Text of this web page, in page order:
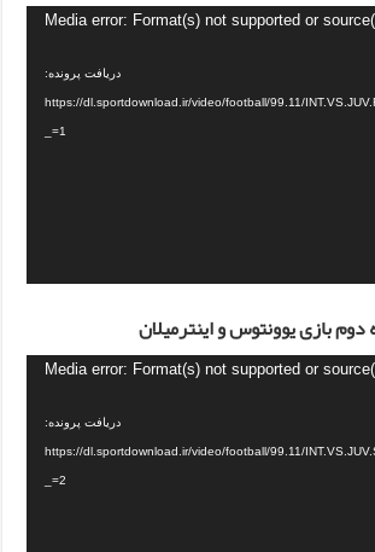
Media error: Format(s) not supported or
دریافت پرونده:
https://dl.sportdownload.ir/video/football/99.11/
_=1
دوم بازی یوونتوس و اینترمیلان
Media error: Format(s) not supported or
دریافت پرونده:
https://dl.sportdownload.ir/video/football/99.11/
_=2